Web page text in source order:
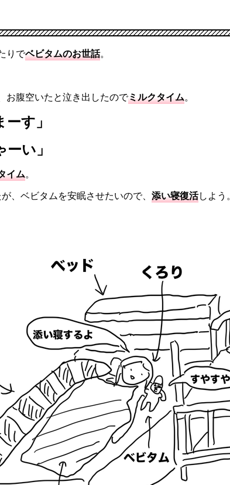
りでベビタムのお世話。
お腹空いたと泣き出したのでミルクタイム。
す」
い」
イム。
、ベビタムを安眠させたいので、 添い寝復活しよう。